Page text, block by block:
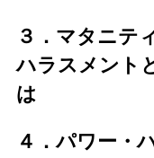
３． マタニテ
ハラスメント
は
４．パワー・